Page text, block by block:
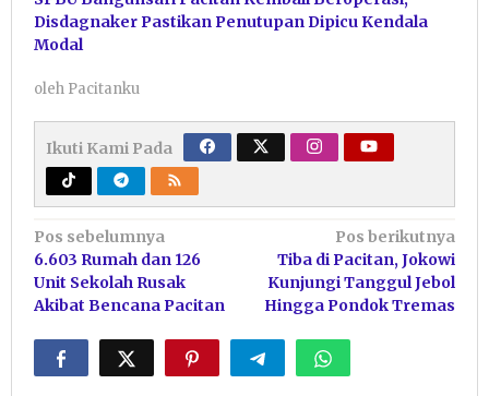
Disdagnaker Pastikan Penutupan Dipicu Kendala
Modal
oleh Pacitanku
Ikuti Kami Pada
Navigasi
pos
Pos sebelumnya
6.603 Rumah dan 126
Unit Sekolah Rusak
Akibat Bencana Pacitan
Pos berikutnya
Tiba di Pacitan, Jokowi
Kunjungi Tanggul Jebol
Hingga Pondok Tremas